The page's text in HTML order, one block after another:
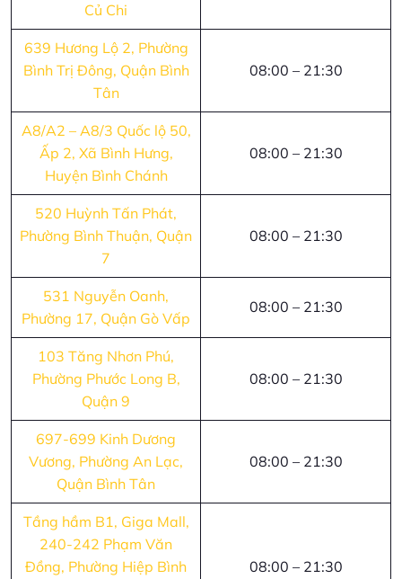
Củ Chi
639 Hương Lộ 2, Phường
Bình Trị Đông, Quận Bình
Tân
08:00 – 21:30
A8/A2 – A8/3 Quốc lộ 50,
Ấp 2, Xã Bình Hưng,
Huyện Bình Chánh
08:00 – 21:30
520 Huỳnh Tấn Phát,
Phường Bình Thuận, Quận
7
08:00 – 21:30
531 Nguyễn Oanh,
Phường 17, Quận Gò Vấp
08:00 – 21:30
103 Tăng Nhơn Phú,
Phường Phước Long B,
Quận 9
08:00 – 21:30
697-699 Kinh Dương
Vương, Phường An Lạc,
Quận Bình Tân
08:00 – 21:30
Tầng hầm B1, Giga Mall,
240-242 Phạm Văn
Đồng, Phường Hiệp Bình
08:00 – 21:30